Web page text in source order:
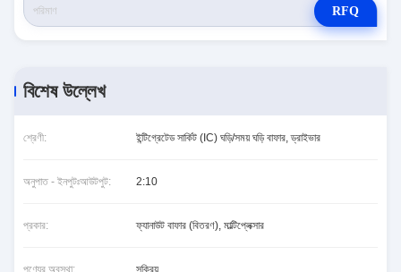
RFQ
বিশেষ উল্লেখ
শ্রেণী: ইন্টিগ্রেটেড সার্কিট (IC) ঘড়ি/সময় ঘড়ি বাফার, ড্রাইভার
অনুপাত - ইনপুটঃআউটপুট: 2:10
প্রকার: ফ্যানাউট বাফার (বিতরণ), মাল্টিপ্লেক্সার
পণ্যের অবস্থা: সক্রিয়